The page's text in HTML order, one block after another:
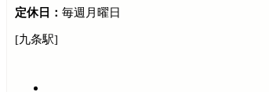
定休日： 毎週月曜日
[九条駅]